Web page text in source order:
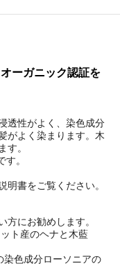
ーガニック認証を
透性がよく、染色成分
がよく染まります。木
す。
。
明書をご覧ください。
方にお勧めします。
ト産のヘナと木藍
染色成分ローソニアの